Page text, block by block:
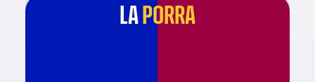
LA PORRA